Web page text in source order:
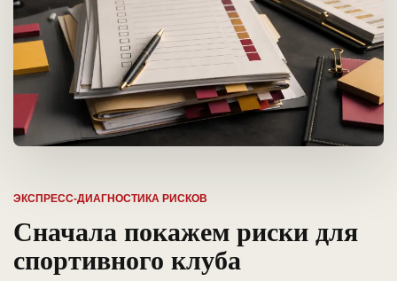
ЭКСПРЕСС-ДИАГНОСТИКА РИСКОВ
Сначала покажем риски для
спортивного клуба